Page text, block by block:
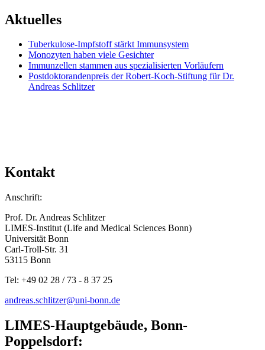
Aktuelles
Tuberkulose-Impfstoff stärkt Immunsystem
Monozyten haben viele Gesichter
Immunzellen stammen aus spezialisierten Vorläufern
Postdoktorandenpreis der Robert-Koch-Stiftung für Dr.
Andreas Schlitzer
Kontakt
Anschrift:
Prof. Dr. Andreas Schlitzer
LIMES-Institut (Life and Medical Sciences Bonn)
Universität Bonn
Carl-Troll-Str. 31
53115 Bonn
Tel: +49 02 28 / 73 - 8 37 25
andreas.schlitzer@uni-bonn.de
LIMES-Hauptgebäude, Bonn-
Poppelsdorf: